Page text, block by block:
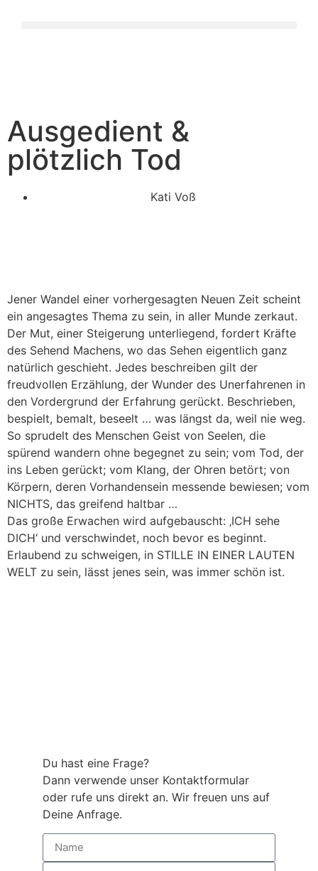
Ausgedient &
plötzlich Tod
Kati Voß
Jener Wandel einer vorhergesagten Neuen Zeit scheint
ein angesagtes Thema zu sein, in aller Munde zerkaut.
Der Mut, einer Steigerung unterliegend, fordert Kräfte
des Sehend Machens, wo das Sehen eigentlich ganz
natürlich geschieht. Jedes beschreiben gilt der
freudvollen Erzählung, der Wunder des Unerfahrenen in
den Vordergrund der Erfahrung gerückt. Beschrieben,
bespielt, bemalt, beseelt … was längst da, weil nie weg.
So sprudelt des Menschen Geist von Seelen, die
spürend wandern ohne begegnet zu sein; vom Tod, der
ins Leben gerückt; vom Klang, der Ohren betört; von
Körpern, deren Vorhandensein messende bewiesen; vom
NICHTS, das greifend haltbar …
Das große Erwachen wird aufgebauscht: ‚ICH sehe
DICH‘ und verschwindet, noch bevor es beginnt.
Erlaubend zu schweigen, in STILLE IN EINER LAUTEN
WELT zu sein, lässt jenes sein, was immer schön ist.
Du hast eine Frage?
Dann verwende unser Kontaktformular
oder rufe uns direkt an. Wir freuen uns auf
Deine Anfrage.